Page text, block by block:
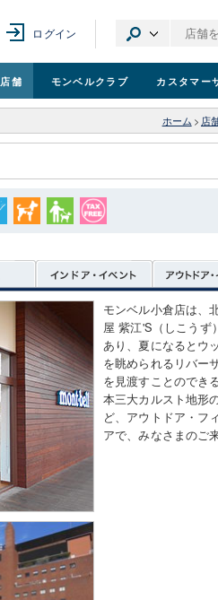
ログイン
店舗 モンベルクラブ カスタマー
ホーム > 店
モンベル小倉店は、
屋 紫江'S（しこうず
あり、夏になるとウ
を眺められるリバー
を見渡すことのでき
本三大カルスト地形
ど、アウトドア・フ
アで、みなさまのご